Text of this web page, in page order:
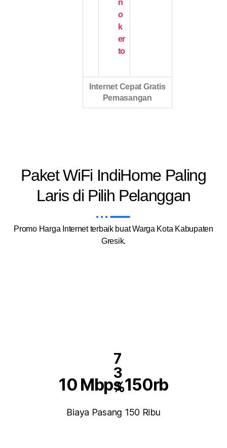
n
o
k
er
to
Internet Cepat Gratis
Pemasangan
Paket WiFi IndiHome Paling
Laris di Pilih Pelanggan
Promo Harga Internet terbaik buat Warga Kota Kabupaten
Gresik.
7
3
%
10 Mbps 150rb
Biaya Pasang 150 Ribu